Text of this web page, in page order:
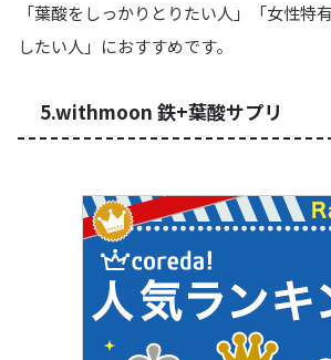
「葉酸をしっかりとりたい人」「女性特
したい人」 におすすめです。
5.withmoon 鉄+葉酸サプリ